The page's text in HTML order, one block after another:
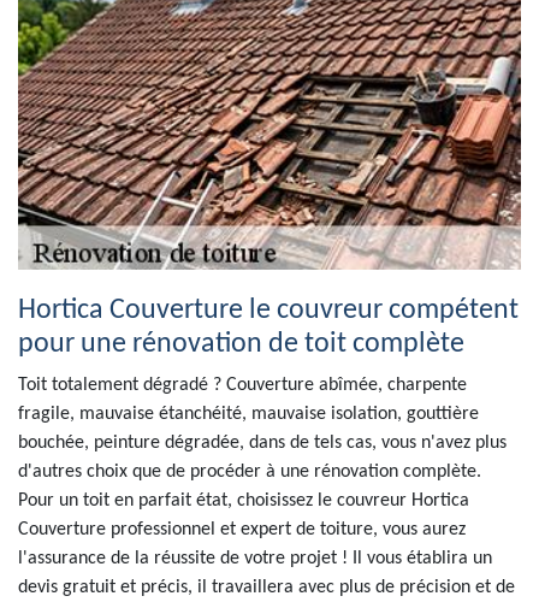
Hortica Couverture le couvreur compétent
pour une rénovation de toit complète
Toit totalement dégradé ? Couverture abîmée, charpente
fragile, mauvaise étanchéité, mauvaise isolation, gouttière
bouchée, peinture dégradée, dans de tels cas, vous n'avez plus
d'autres choix que de procéder à une rénovation complète.
Pour un toit en parfait état, choisissez le couvreur Hortica
Couverture professionnel et expert de toiture, vous aurez
l'assurance de la réussite de votre projet ! Il vous établira un
devis gratuit et précis, il travaillera avec plus de précision et de